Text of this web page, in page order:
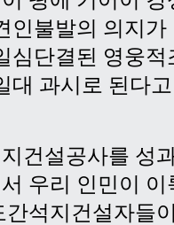
인불발의 의지가
심단결된 영웅
대 과시로 된다
건설공사를 성
우리 인민이
석지건설자들